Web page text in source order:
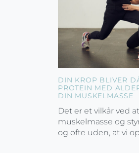
DIN KROP BLIVER
PROTEIN MED
DIN MUSKELMASSE
Det er et vilkår ved
muskelmasse og
og ofte uden, at vi